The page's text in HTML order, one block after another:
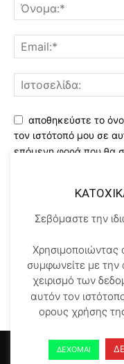
αποθηκεύστε το
τον ιστότοπό μου σε
επόμενη φορά που θα
Χρησιμοποιώντας
αποθήκευση και
τον
μας*
Αρχικη KATOHIKA NEA
ΟΡΟΙ
Σεβόμαστε την
Χρησιμοποιώντας
συμφωνείτε με
χειρισμό των
αυτόν τον
ορους χρήσης
ΔΕΧΟΜΑΙ